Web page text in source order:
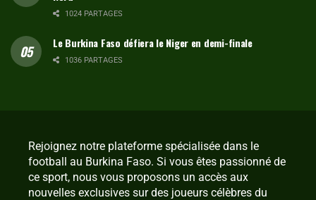
1024 PARTAGES
Le Burkina Faso défiera le Niger en demi-finale
1036 PARTAGES
Rejoignez notre plateforme spécialisée dans le
football au Burkina Faso. Si vous êtes passionné de
ce sport, nous vous proposons un accès aux
nouvelles exclusives sur des joueurs célèbres du